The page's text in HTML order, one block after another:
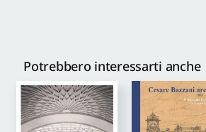
Potrebbero interessarti anche